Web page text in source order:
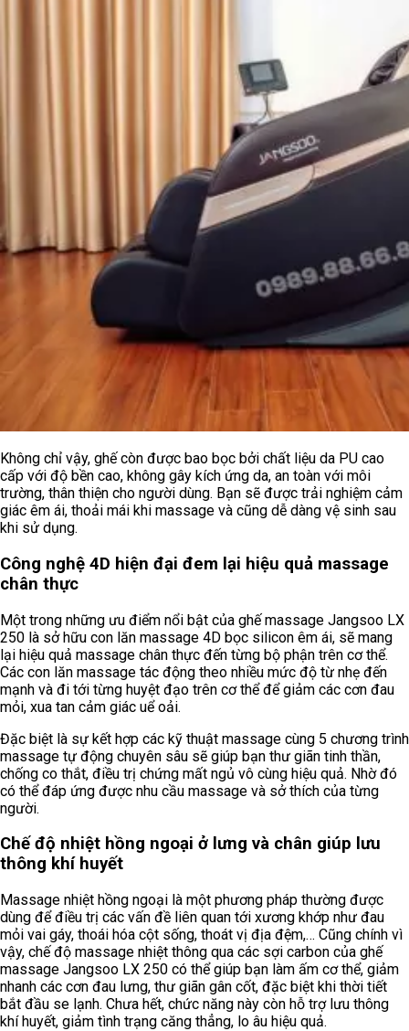
Không chỉ vậy, ghế còn được bao bọc bởi chất liệu da PU cao
cấp với độ bền cao, không gây kích ứng da, an toàn với môi
trường, thân thiện cho người dùng. Bạn sẽ được trải nghiệm cảm
giác êm ái, thoải mái khi massage và cũng dễ dàng vệ sinh sau
khi sử dụng.
Công nghệ 4D hiện đại đem lại hiệu quả massage
chân thực
Một trong những ưu điểm nổi bật của ghế massage Jangsoo LX
250 là sở hữu con lăn massage 4D bọc silicon êm ái, sẽ mang
lại hiệu quả massage chân thực đến từng bộ phận trên cơ thể.
Các con lăn massage tác động theo nhiều mức độ từ nhẹ đến
mạnh và đi tới từng huyệt đạo trên cơ thể để giảm các cơn đau
mỏi, xua tan cảm giác uể oải.
Đặc biệt là sự kết hợp các kỹ thuật massage cùng 5 chương trình
massage tự động chuyên sâu sẽ giúp bạn thư giãn tinh thần,
chống co thắt, điều trị chứng mất ngủ vô cùng hiệu quả. Nhờ đó
có thể đáp ứng được nhu cầu massage và sở thích của từng
người.
Chế độ nhiệt hồng ngoại ở lưng và chân giúp lưu
thông khí huyết
Massage nhiệt hồng ngoại là một phương pháp thường được
dùng để điều trị các vấn đề liên quan tới xương khớp như đau
mỏi vai gáy, thoái hóa cột sống, thoát vị địa đệm,… Cũng chính vì
vậy, chế độ massage nhiệt thông qua các sợi carbon của ghế
massage Jangsoo LX 250 có thể giúp bạn làm ấm cơ thể, giảm
nhanh các cơn đau lưng, thư giãn gân cốt, đặc biệt khi thời tiết
bắt đầu se lạnh. Chưa hết, chức năng này còn hỗ trợ lưu thông
khí huyết, giảm tình trạng căng thẳng, lo âu hiệu quả.